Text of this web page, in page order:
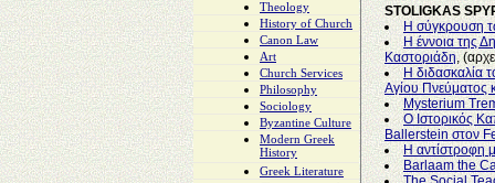
Theology
History of Church
Canon Law
Art
Church Services
Philosophy
Sociology
Byzantine Culture
Modern Greek
History
Greek Literature
STOLIGKAS
Η σύγκρουση
Η έννοια της
Καστοριάδη,
Η διδασκαλία
Αγίου Πνεύματος
Mysterium
Ο Ιστορικός
Ballerstein στον
Η αντίστροφη
Barlaam the